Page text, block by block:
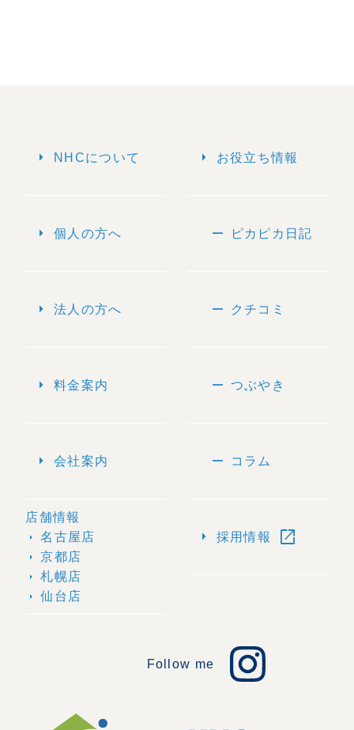
arrow_right NHCについて
arrow_right 個人の方へ
arrow_right 法人の方へ
arrow_right 料金案内
arrow_right 会社案内
店舗情報
arrow_right 名古屋店
arrow_right 京都店
arrow_right 札幌店
arrow_right 仙台店
arrow_right お役立ち情報
remove ピカピカ日記
remove クチコミ
remove つぶやき
remove コラム
arrow_right 採用情報 open_in_new
Follow me